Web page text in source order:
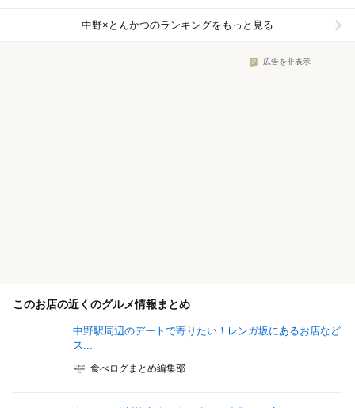
中野×とんかつのランキングをもっと見る
広告を非表示
このお店の近くのグルメ情報まとめ
中野駅周辺のデートで寄りたい！レンガ坂にあるお店など
ス...
食べログまとめ編集部